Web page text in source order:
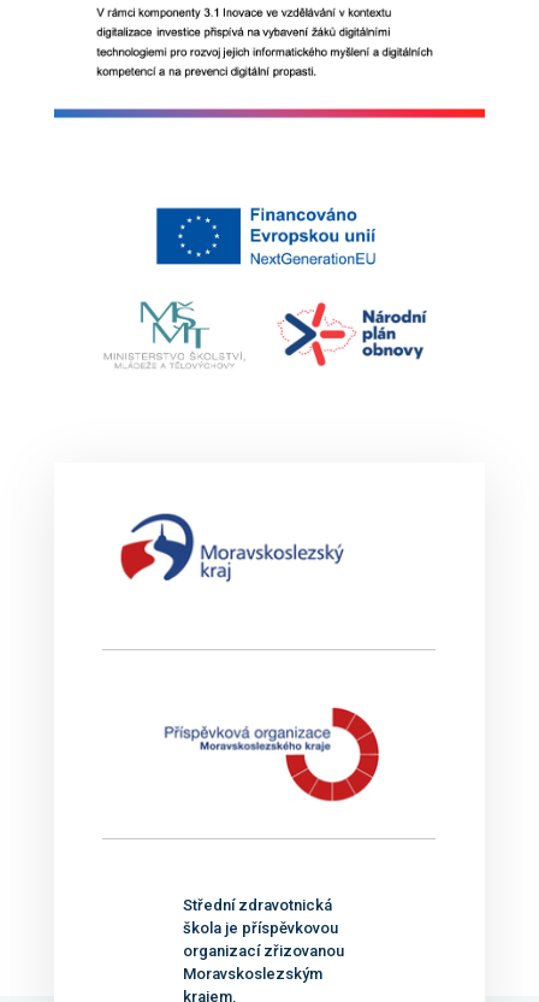
Střední zdravotnická
škola je příspěvkovou
organizací zřizovanou
Moravskoslezským
krajem.